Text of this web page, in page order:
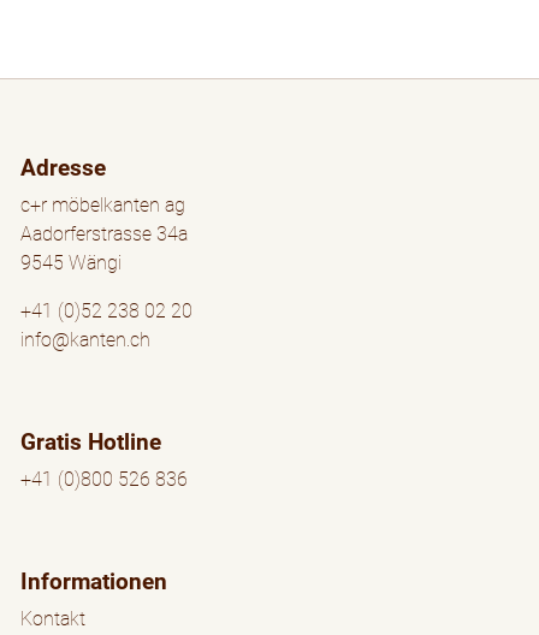
Adresse
c+r möbelkanten ag
Aadorferstrasse 34a
9545 Wängi
+41 (0)52 238 02 20
info@kanten.ch
Gratis Hotline
+41 (0)800 526 836
Informationen
Kontakt